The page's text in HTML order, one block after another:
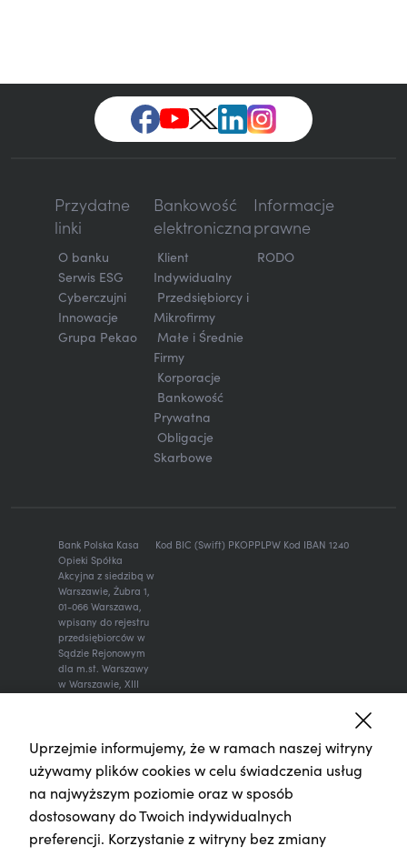
Przydatne
linki
O banku
Serwis ESG
Cyberczujni
Innowacje
Grupa Pekao
Bankowość
elektroniczna
Klient
Indywidualny
Przedsiębiorcy i
Mikrofirmy
Małe i Średnie
Firmy
Korporacje
Bankowość
Prywatna
Obligacje
Skarbowe
Informacje
prawne
RODO
Bank Polska Kasa
Opieki Spółka
Akcyjna z siedzibą w
Warszawie, Żubra 1,
01-066 Warszawa,
wpisany do rejestru
przedsiębiorców w
Sądzie Rejonowym
dla m.st. Warszawy
w Warszawie, XIII
Sądowego, KRS:
526-00-06-841,
REGON: 000010205,
wysokość kapitału
zakładowego i
kapitału
Kod BIC (Swift) PKOPPLPW Kod IBAN 1240
Uprzejmie informujemy, że w ramach naszej witryny
używamy plików cookies w celu świadczenia usług
na najwyższym poziomie oraz w sposób
dostosowany do Twoich indywidualnych
preferencji. Korzystanie z witryny bez zmiany